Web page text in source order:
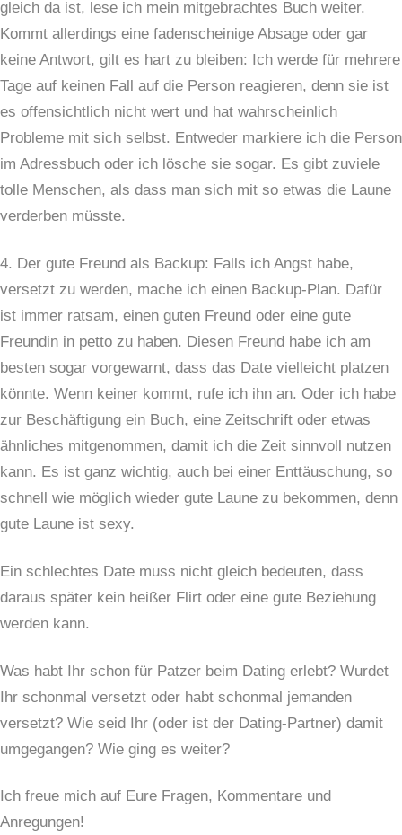
gleich da ist, lese ich mein mitgebrachtes Buch weiter.
Kommt allerdings eine fadenscheinige Absage oder gar
keine Antwort, gilt es hart zu bleiben: Ich werde für mehrere
Tage auf keinen Fall auf die Person reagieren, denn sie ist
es offensichtlich nicht wert und hat wahrscheinlich
Probleme mit sich selbst. Entweder markiere ich die Person
im Adressbuch oder ich lösche sie sogar. Es gibt zuviele
tolle Menschen, als dass man sich mit so etwas die Laune
verderben müsste.
4. Der gute Freund als Backup: Falls ich Angst habe,
versetzt zu werden, mache ich einen Backup-Plan. Dafür
ist immer ratsam, einen guten Freund oder eine gute
Freundin in petto zu haben. Diesen Freund habe ich am
besten sogar vorgewarnt, dass das Date vielleicht platzen
könnte. Wenn keiner kommt, rufe ich ihn an. Oder ich habe
zur Beschäftigung ein Buch, eine Zeitschrift oder etwas
ähnliches mitgenommen, damit ich die Zeit sinnvoll nutzen
kann. Es ist ganz wichtig, auch bei einer Enttäuschung, so
schnell wie möglich wieder gute Laune zu bekommen, denn
gute Laune ist sexy.
Ein schlechtes Date muss nicht gleich bedeuten, dass
daraus später kein heißer Flirt oder eine gute Beziehung
werden kann.
Was habt Ihr schon für Patzer beim Dating erlebt? Wurdet
Ihr schonmal versetzt oder habt schonmal jemanden
versetzt? Wie seid Ihr (oder ist der Dating-Partner) damit
umgegangen? Wie ging es weiter?
Ich freue mich auf Eure Fragen, Kommentare und
Anregungen!